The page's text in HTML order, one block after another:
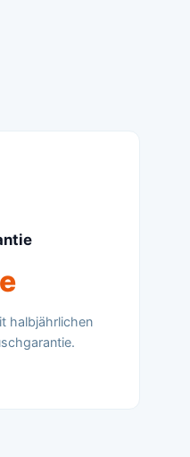
halbjährlichen